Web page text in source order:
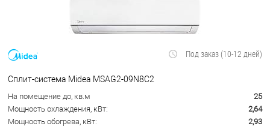
Под заказ (10-12 дней)
Сплит-система Midea MSAG2-09N8C2
На помещение до, кв.м
25
Мощность охлаждения, кВт:
2,64
Мощность обогрева, кВт:
2,93